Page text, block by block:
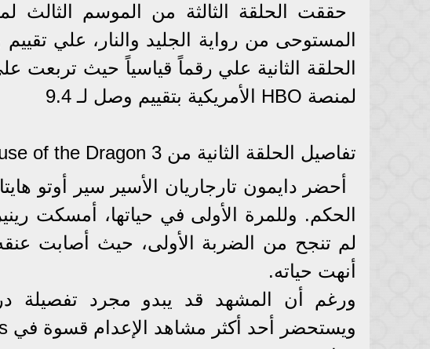
الحلقة الثانية علي رقماً قياسياً حيث تربعت
لمنصة HBO الأمريكية بتقييم وصل لـ 9.4
تفاصيل الحلقة الثانية من House of the Dragon 3
أحضر دايمون تارجاريان الأسير سير أوتو
الحكم. وللمرة الأولى في حياتها، أمسكت
لم تنجح من الضربة الأولى، حيث أصابت
أنهت حياته.
ورغم أن المشهد قد يبدو مجرد تفصيلة
ويستحضر أحد أكثر مشاهد الإعدام قسوة في Game of Thrones.